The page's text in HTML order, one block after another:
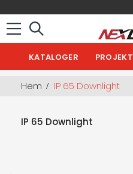
KATALOGER PROJEKT
Hem IP 65 Downlight
IP 65 Downlight